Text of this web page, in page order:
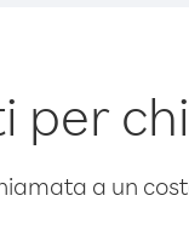
per
a un